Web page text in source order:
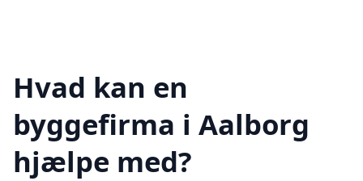
Hvad kan en
byggefirma i Aalborg
hjælpe med?